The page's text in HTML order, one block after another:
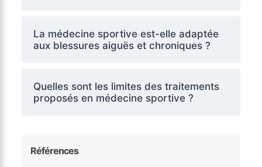
La médecine sportive est-elle adaptée
aux blessures aiguës et chroniques ?
Quelles sont les limites des traitements
proposés en médecine sportive ?
Références